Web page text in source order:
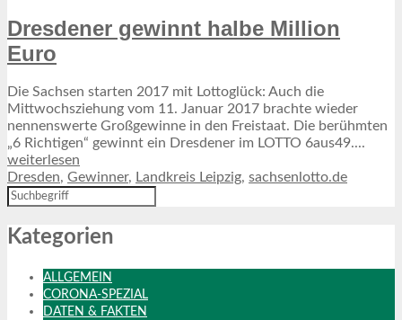
Dresdener gewinnt halbe Million
Euro
Die Sachsen starten 2017 mit Lottoglück: Auch die
Mittwochsziehung vom 11. Januar 2017 brachte wieder
nennenswerte Großgewinne in den Freistaat. Die berühmten
„6 Richtigen“ gewinnt ein Dresdener im LOTTO 6aus49....
weiterlesen
Dresden, Gewinner, Landkreis Leipzig, sachsenlotto.de
Kategorien
ALLGEMEIN
CORONA-SPEZIAL
DATEN & FAKTEN